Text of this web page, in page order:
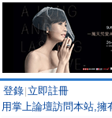
登錄 立即註冊
用掌上論壇訪問本站,擁